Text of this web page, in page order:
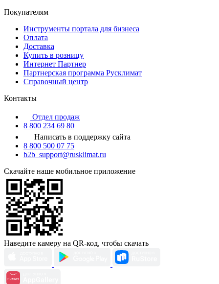
Покупателям
Инструменты портала для бизнеса
Оплата
Доставка
Купить в розницу
Интернет Партнер
Партнерская программа Русклимат
Справочный центр
Контакты
Отдел продаж
8 800 234 69 80
Написать в поддержку сайта
8 800 500 07 75
b2b_support@rusklimat.ru
Скачайте наше мобильное приложение
Наведите камеру на QR-код, чтобы скачать